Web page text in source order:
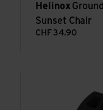
Helinox
Sunset Chair
CHF 34.90